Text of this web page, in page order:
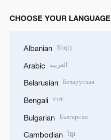
CHOOSE YOUR LANGUAGE
Albanian Shqip
Arabic العربية
Belarusian Беларуская
Bengali বাংলা
Bulgarian Български
Cambodian ខ្មែរ